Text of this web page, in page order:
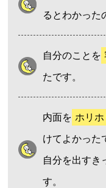
るとわかった
自分のことを
たです。
内面を ホリ
けてよかった
自分を出すき
す。